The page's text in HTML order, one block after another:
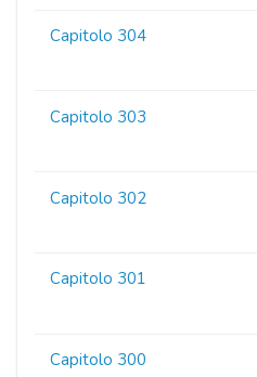
Capitolo 304
Capitolo 303
Capitolo 302
Capitolo 301
Capitolo 300